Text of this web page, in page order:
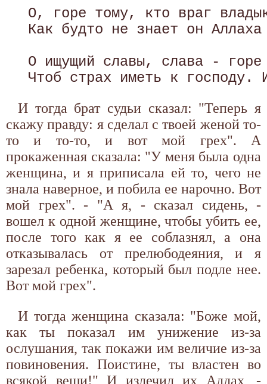
О, горе тому, кто враг
Как будто не знает он
О ищущий славы, слава -
И тогда брат судьи сказал: "Теперь я
скажу правду: я сделал с твоей женой то-
то и то-то, и вот мой грех". А
прокаженная сказала: "У меня была одна
женщина, и я приписала ей то, чего не
знала наверное, и побила ее нарочно. Вот
мой грех". - "А я, - сказал сидень, -
вошел к одной женщине, чтобы убить ее,
после того как я ее соблазнял, а она
отказывалась от прелюбодеяния, и я
зарезал ребенка, который был подле нее.
Вот мой грех".
И тогда женщина сказала: "Боже мой,
как ты показал им унижение из-за
ослушания, так покажи им величие из-за
повиновения. Поистине, ты властен во
всякой вещи!" И излечил их Аллах, -